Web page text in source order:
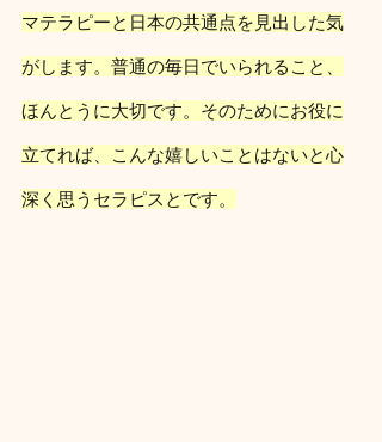
マテラピーと日本の共通点を見出した気
がします。普通の毎日でいられること、
ほんとうに大切です。そのためにお役に
立てれば、こんな嬉しいことはないと心
深く思うセラピスとです。